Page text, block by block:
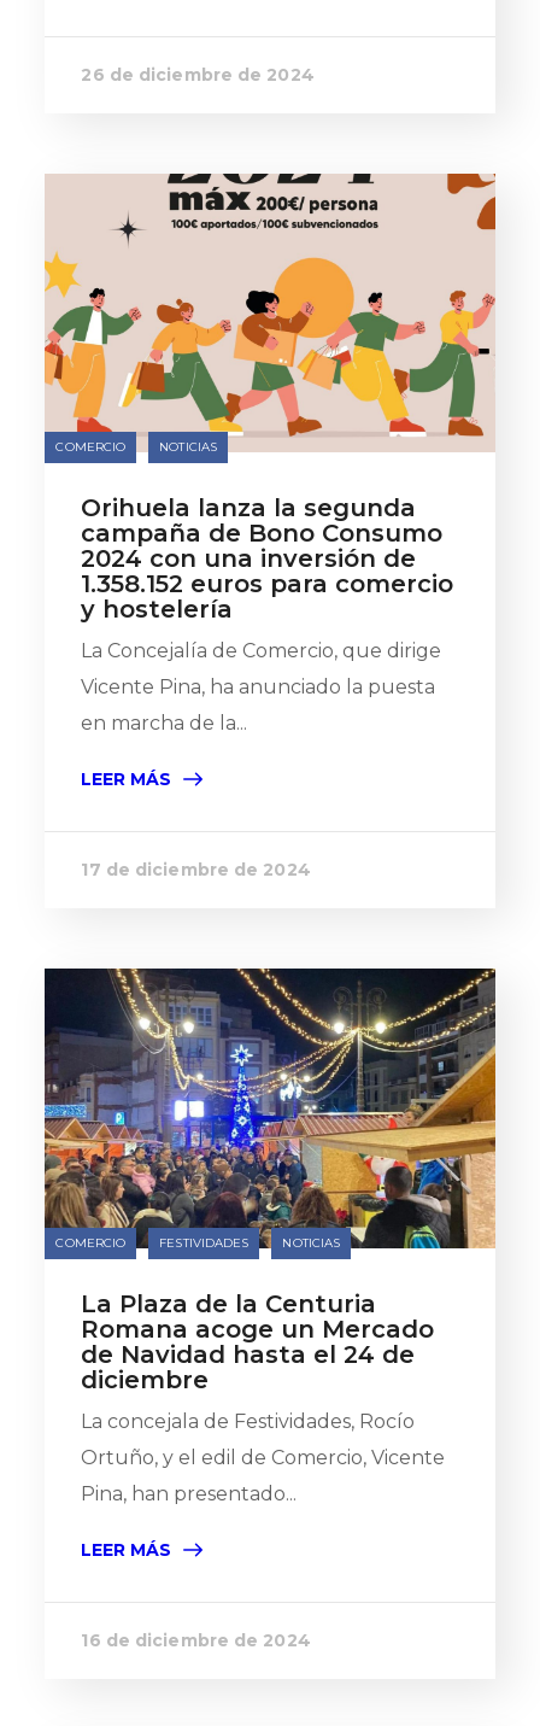
26 de diciembre de 2024
COMERCIO NOTICIAS
Orihuela lanza la segunda
campaña de Bono Consumo
2024 con una inversión de
1.358.152 euros para comercio
y hostelería
La Concejalía de Comercio, que dirige
Vicente Pina, ha anunciado la puesta
en marcha de la...
LEER MÁS
17 de diciembre de 2024
COMERCIO FESTIVIDADES NOTICIAS
La Plaza de la Centuria
Romana acoge un Mercado
de Navidad hasta el 24 de
diciembre
La concejala de Festividades, Rocío
Ortuño, y el edil de Comercio, Vicente
Pina, han presentado...
LEER MÁS
16 de diciembre de 2024